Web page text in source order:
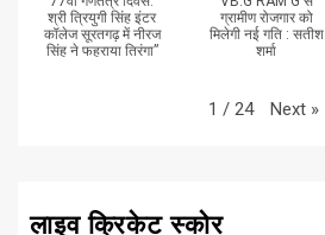
श्री त्रियुगी सिंह इंटर
कॉलेज सूरतगढ़ में नीरज
सिंह ने फहराया तिरंगा”
ग्रामीण रोजगार को
मिलेगी नई गति : सतीश
शर्मा
1 / 24 Next »
लाइव क्रिकेट स्कोर